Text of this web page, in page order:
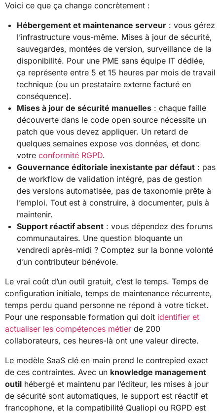
Voici ce que ça change concrètement :
Hébergement et maintenance serveur : vous gérez
l’infrastructure vous-même. Mises à jour de sécurité,
sauvegardes, montées de version, surveillance de la
disponibilité. Pour une PME sans équipe IT dédiée,
ça représente entre 5 et 15 heures par mois de travail
technique (ou un prestataire externe facturé en
conséquence).
Mises à jour de sécurité manuelles : chaque faille
découverte dans le code open source nécessite un
patch que vous devez appliquer. Un retard de
quelques semaines expose vos données, et donc
votre conformité RGPD.
Gouvernance éditoriale inexistante par défaut : pas
de workflow de validation intégré, pas de gestion
des versions automatisée, pas de taxonomie prête à
l’emploi. Tout est à construire, à documenter, puis à
maintenir.
Support réactif absent : vous dépendez des forums
communautaires. Une question bloquante un
vendredi après-midi ? Comptez sur la bonne volonté
d’un contributeur bénévole.
Le vrai coût d’un outil gratuit, c’est le temps. Temps de
configuration initiale, temps de maintenance récurrente,
temps perdu quand personne ne répond à votre ticket.
Pour une responsable formation qui doit identifier et
actualiser les compétences métier de 200
collaborateurs, ces heures-là ont une valeur directe.
Le modèle SaaS clé en main prend le contrepied exact
de ces contraintes. Avec un knowledge management
outil hébergé et maintenu par l’éditeur, les mises à jour
de sécurité sont automatiques, le support est réactif et
francophone, et la compatibilité Qualiopi ou RGPD est